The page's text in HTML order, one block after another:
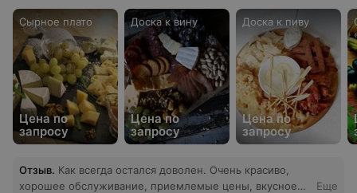
Сырное плато
Цена по
запросу
Доска к вину
Цена по
запросу
Доска к пиву
Цена по
запросу
Отзыв. Как всегда остался доволен. Очень красиво,
хорошее обслуживание, приемлемые цены, вкусное
Еще